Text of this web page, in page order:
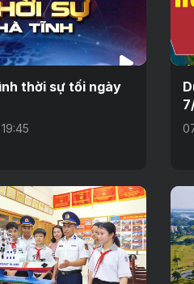
thời sự tối ngày